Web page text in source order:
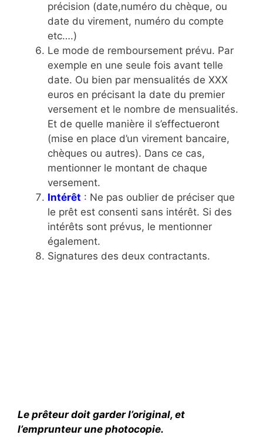
précision (date,numéro du chèque, ou
date du virement, numéro du compte
etc….)
Le mode de remboursement prévu. Par
exemple en une seule fois avant telle
date. Ou bien par mensualités de XXX
euros en précisant la date du premier
versement et le nombre de mensualités.
Et de quelle manière il s’effectueront
(mise en place d’un virement bancaire,
chèques ou autres). Dans ce cas,
mentionner le montant de chaque
versement.
Intérêt : Ne pas oublier de préciser que
le prêt est consenti sans intérêt. Si des
intérêts sont prévus, le mentionner
également.
Signatures des deux contractants.
Le prêteur doit garder l’original, et
l’emprunteur une photocopie.